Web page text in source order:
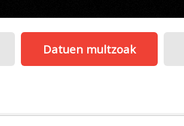
Datuen multzoak